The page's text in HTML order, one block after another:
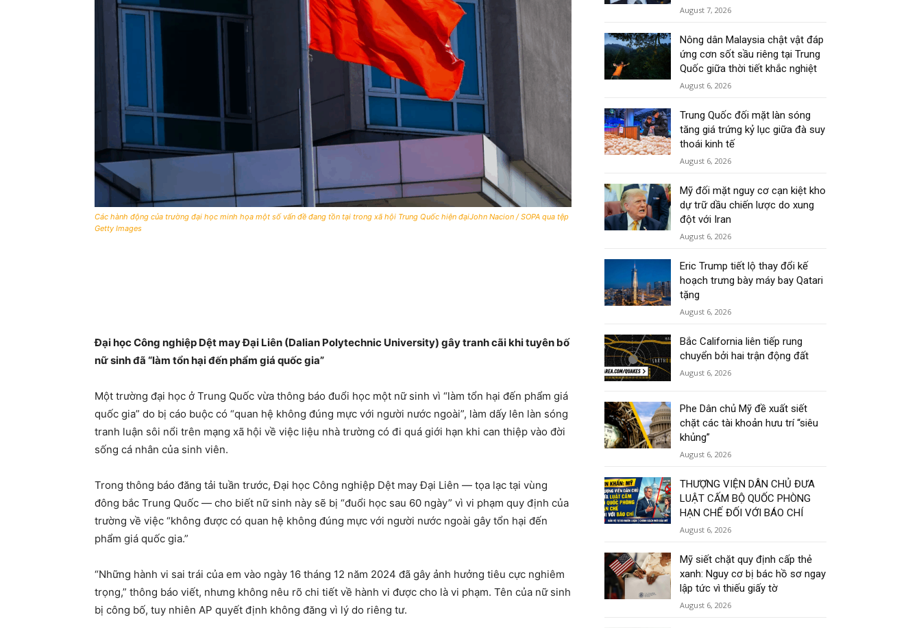
Các hành động của trường đại học minh họa một số vấn đề đang tồn tại trong xã hội Trung Quốc hiện đạiJohn Nacion / SOPA qua tệp
Getty Images
Đại học Công nghiệp Dệt may Đại Liên (Dalian Polytechnic University) gây tranh cãi khi tuyên bố
nữ sinh đã “làm tổn hại đến phẩm giá quốc gia”
Một trường đại học ở Trung Quốc vừa thông báo đuổi học một nữ sinh vì “làm tổn hại đến phẩm giá
quốc gia” do bị cáo buộc có “quan hệ không đúng mực với người nước ngoài”, làm dấy lên làn sóng
tranh luận sôi nổi trên mạng xã hội về việc liệu nhà trường có đi quá giới hạn khi can thiệp vào đời
sống cá nhân của sinh viên.
Trong thông báo đăng tải tuần trước, Đại học Công nghiệp Dệt may Đại Liên — tọa lạc tại vùng
đông bắc Trung Quốc — cho biết nữ sinh này sẽ bị “đuổi học sau 60 ngày” vì vi phạm quy định của
trường về việc “không được có quan hệ không đúng mực với người nước ngoài gây tổn hại đến
phẩm giá quốc gia.”
“Những hành vi sai trái của em vào ngày 16 tháng 12 năm 2024 đã gây ảnh hưởng tiêu cực nghiêm
trọng,” thông báo viết, nhưng không nêu rõ chi tiết về hành vi được cho là vi phạm. Tên của nữ sinh
bị công bố, tuy nhiên AP quyết định không đăng vì lý do riêng tư.
August 7, 2026
Nông dân Malaysia chật vật đáp
ứng cơn sốt sầu riêng tại Trung
Quốc giữa thời tiết khắc nghiệt
August 6, 2026
Trung Quốc đối mặt làn sóng
tăng giá trứng kỷ lục giữa đà suy
thoái kinh tế
August 6, 2026
Mỹ đối mặt nguy cơ cạn kiệt kho
dự trữ dầu chiến lược do xung
đột với Iran
August 6, 2026
Eric Trump tiết lộ thay đổi kế
hoạch trưng bày máy bay Qatari
tặng
August 6, 2026
Bắc California liên tiếp rung
chuyển bởi hai trận động đất
August 6, 2026
Phe Dân chủ Mỹ đề xuất siết
chặt các tài khoản hưu trí “siêu
khủng”
August 6, 2026
THƯỢNG VIỆN DÂN CHỦ ĐƯA
LUẬT CẤM BỘ QUỐC PHÒNG
HẠN CHẾ ĐỐI VỚI BÁO CHÍ
August 6, 2026
Mỹ siết chặt quy định cấp thẻ
xanh: Nguy cơ bị bác hồ sơ ngay
lập tức vì thiếu giấy tờ
August 6, 2026